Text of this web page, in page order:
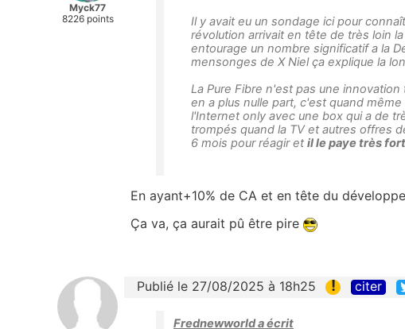
Myck77
8226 points
Il y avait eu un sondage ici pour
révolution arrivait en tête de très loin
entourage un nombre significatif a la
mensonges de X Niel ça explique la
La Pure Fibre n'est pas une
en a plus nulle part, c'est quand
l'Internet only avec une box qui a de
trompés quand la TV et autres offres
6 mois pour réagir et il le paye très
En ayant+10% de CA et en tête du
Ça va, ça aurait pû être pire
Publié le 27/08/2025 à 18h25 ! citer
Frednewworld a écrit